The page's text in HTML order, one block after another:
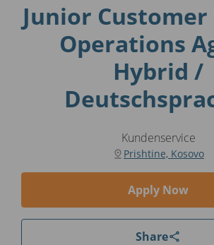
Junior Customer
Operations
Hybrid /
Kundenservice
Prishtine, Kosovo
Apply Now
Share